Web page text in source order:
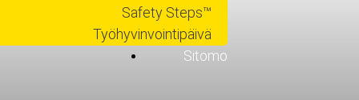
Safety Steps™
Työhyvinvointipäivä
Webinaarit
Oppaat
Sitomo